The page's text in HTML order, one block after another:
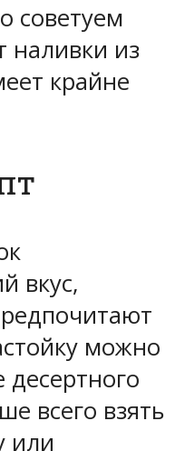
советуем
наливки из
крайне
вкус,
можно
десертного
всего взять
или